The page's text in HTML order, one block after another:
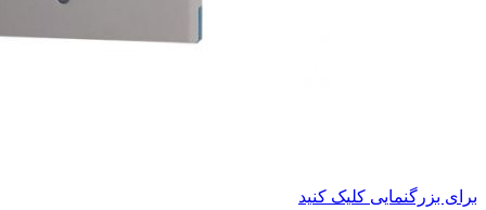
برای بزرگنمایی کلیک کنید